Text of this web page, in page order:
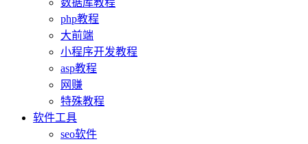
数据库教程
php教程
大前端
小程序开发教程
asp教程
网赚
特殊教程
软件工具
seo软件